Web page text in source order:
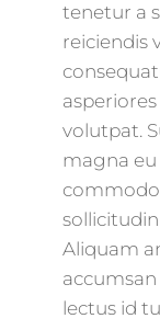
tenetur a
reiciendis
volutpat.
magna eu
Aliquam
lectus id